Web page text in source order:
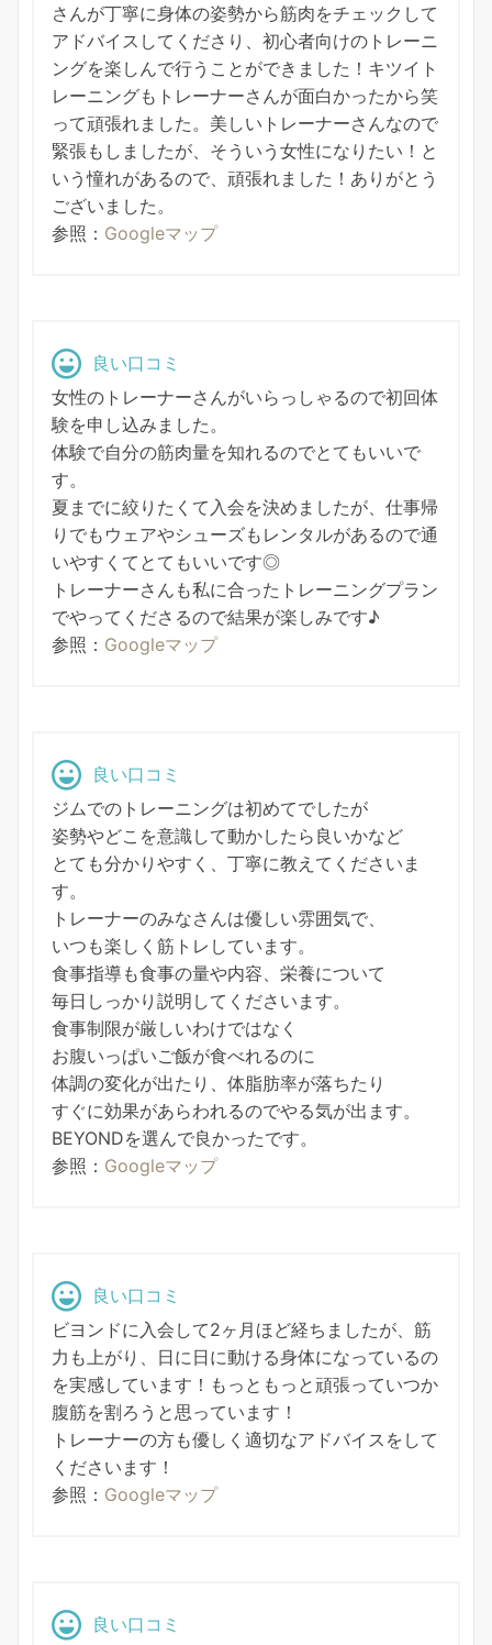
さんが丁寧に身体の姿勢から筋肉をチェックして
アドバイスしてくださり、初心者向けのトレーニ
ングを楽しんで行うことができました！キツイト
レーニングもトレーナーさんが面白かったから笑
って頑張れました。美しいトレーナーさんなので
緊張もしましたが、そういう女性になりたい！と
いう憧れがあるので、頑張れました！ありがとう
ございました。
参照： Googleマップ
良い口コミ
女性のトレーナーさんがいらっしゃるので初回体
験を申し込みました。
体験で自分の筋肉量を知れるのでとてもいいで
す。
夏までに絞りたくて入会を決めましたが、仕事帰
りでもウェアやシューズもレンタルがあるので通
いやすくてとてもいいです◎
トレーナーさんも私に合ったトレーニングプラン
でやってくださるので結果が楽しみです♪
参照： Googleマップ
良い口コミ
ジムでのトレーニングは初めてでしたが
姿勢やどこを意識して動かしたら良いかなど
とても分かりやすく、丁寧に教えてくださいま
す。
トレーナーのみなさんは優しい雰囲気で、
いつも楽しく筋トレしています。
食事指導も食事の量や内容、栄養について
毎日しっかり説明してくださいます。
食事制限が厳しいわけではなく
お腹いっぱいご飯が食べれるのに
体調の変化が出たり、体脂肪率が落ちたり
すぐに効果があらわれるのでやる気が出ます。
BEYONDを選んで良かったです。
参照： Googleマップ
良い口コミ
ビヨンドに入会して2ヶ月ほど経ちましたが、筋
力も上がり、日に日に動ける身体になっているの
を実感しています！もっともっと頑張っていつか
腹筋を割ろうと思っています！
トレーナーの方も優しく適切なアドバイスをして
くださいます！
参照： Googleマップ
良い口コミ